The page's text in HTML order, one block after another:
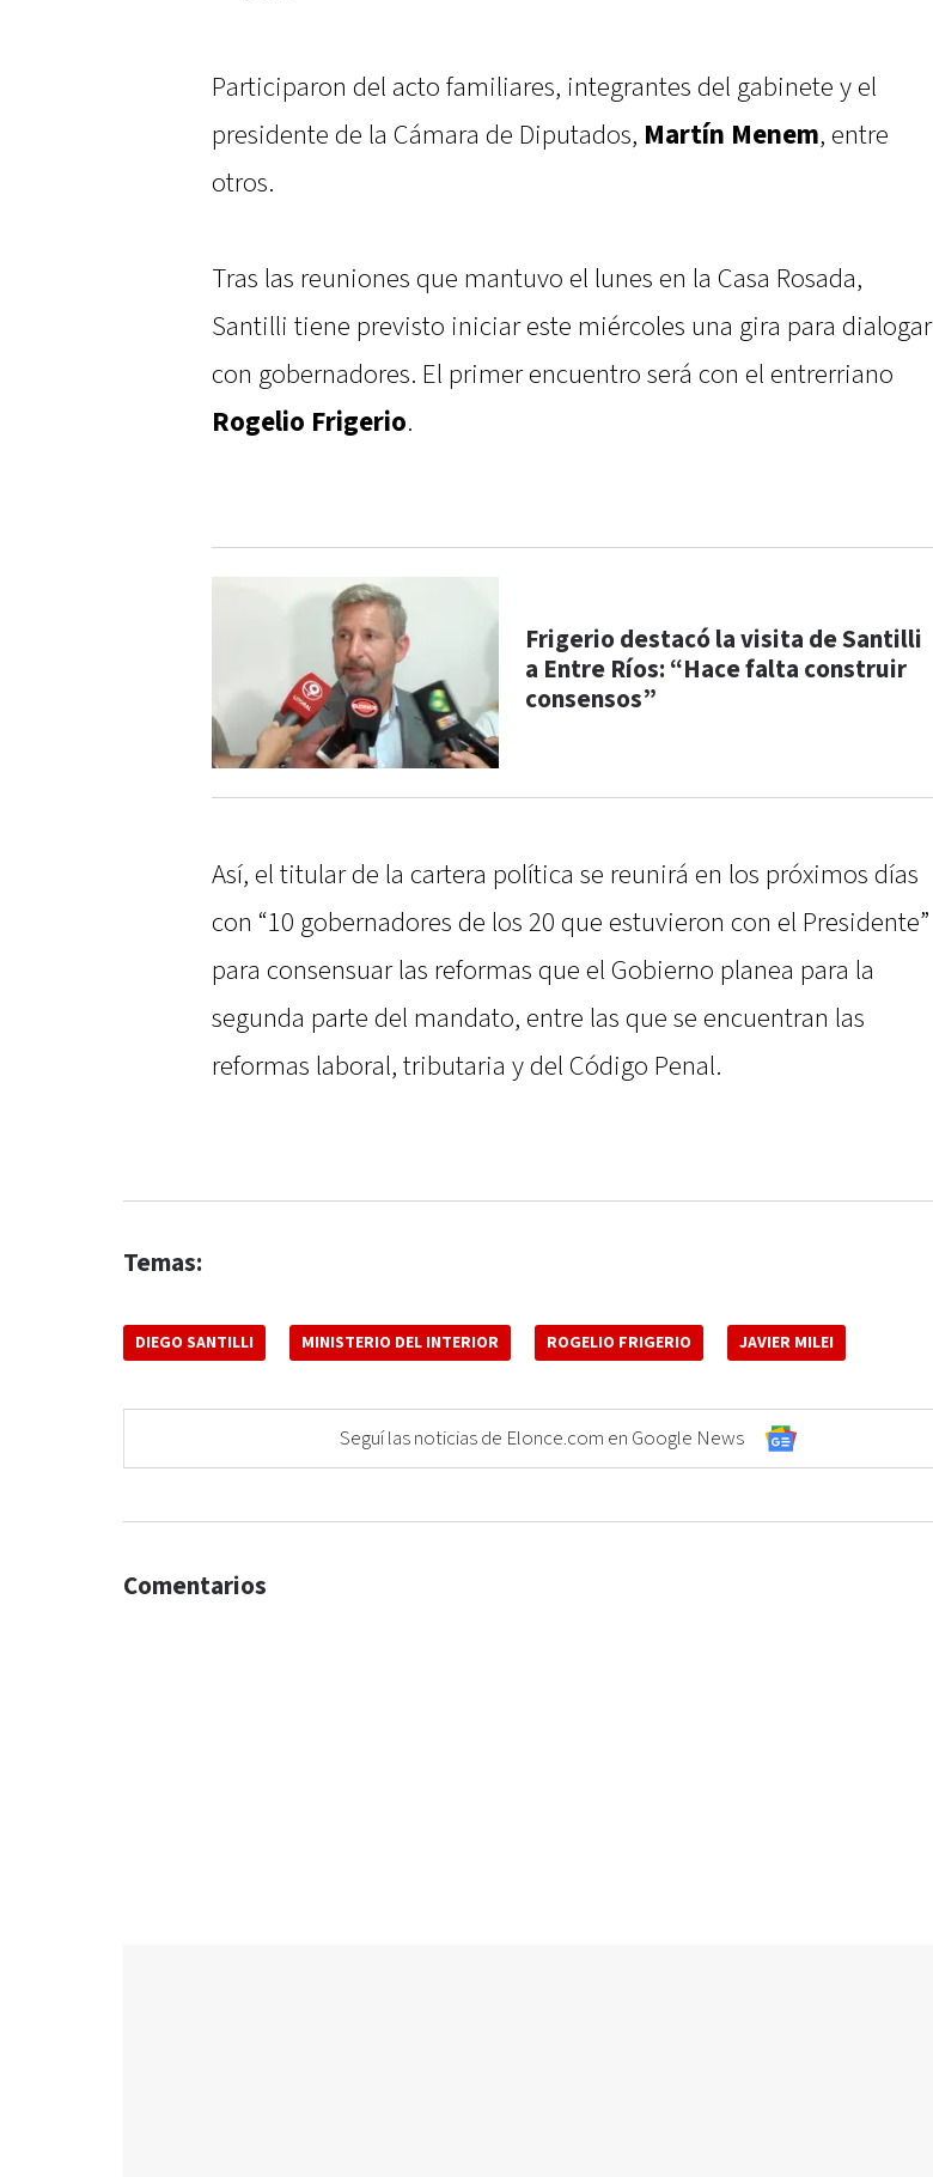
Participaron del acto familiares, integrantes del gabinete y el
presidente de la Cámara de Diputados, Martín Menem, entre
otros.
Tras las reuniones que mantuvo el lunes en la Casa Rosada,
Santilli tiene previsto iniciar este miércoles una gira para dialogar
con gobernadores. El primer encuentro será con el entrerriano
Rogelio Frigerio.
Frigerio destacó la visita de Santilli
a Entre Ríos: “Hace falta construir
consensos”
Así, el titular de la cartera política se reunirá en los próximos días
con “10 gobernadores de los 20 que estuvieron con el Presidente”
para consensuar las reformas que el Gobierno planea para la
segunda parte del mandato, entre las que se encuentran las
reformas laboral, tributaria y del Código Penal.
Temas:
DIEGO SANTILLI MINISTERIO DEL INTERIOR ROGELIO FRIGERIO JAVIER MILEI
Seguí las noticias de Elonce.com en Google News
Comentarios